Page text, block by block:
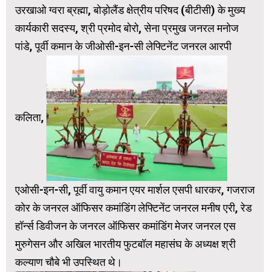
उरखाओ ग्वरा ब्रह्मा, बोड़ोलैंड क्षेत्रीय परिषद (बीटीसी) के मुख्य
कार्यकारी सदस्य, श्री प्रमोद बोरो, सेना प्रमुख जनरल मनोज
पांडे, पूर्वी कमान के जीओसी-इन-सी लेफ्टिनेंट जनरल आरपी
कलिता,
एओसी-इन-सी, पूर्वी वायु कमान एयर मार्शल एसपी धारकर, गजराज
कोर के जनरल ऑफिसर कमांडिंग लेफ्टिनेंट जनरल मनीष एरी, रेड
हॉर्न्स डिवीजन के जनरल ऑफिसर कमांडिंग मेजर जनरल एस
मुरुगेसन और अखिल भारतीय फुटबॉल महासंघ के अध्यक्ष श्री
कल्याण चौबे भी उपस्थित थे।